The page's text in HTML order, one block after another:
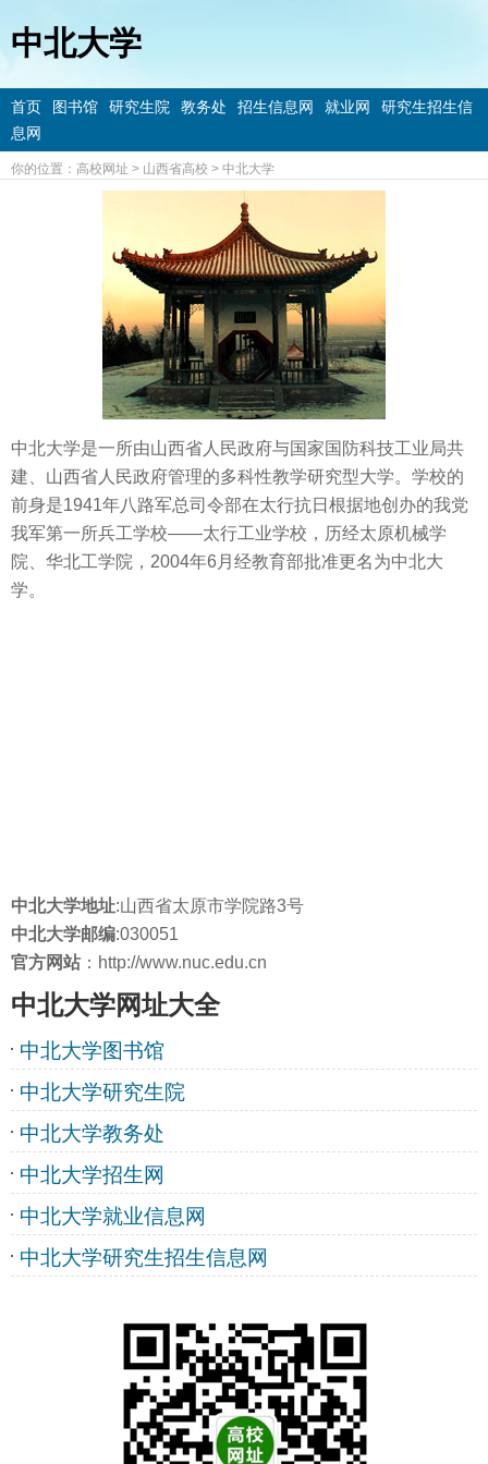
中北大学
首页 图书馆 研究生院 教务处 招生信息网 就业网
研究生招生信
息网
你的位置： 高校网址 > 山西省高校 > 中北大学
中北大学是一所由山西省人民政府与国家国防科技工业局共
建、山西省人民政府管理的多科性教学研究型大学。学校的
前身是1941年八路军总司令部在太行抗日根据地创办的我党
我军第一所兵工学校——太行工业学校，历经太原机械学
院、华北工学院，2004年6月经教育部批准更名为中北大
学。
中北大学地址:山西省太原市学院路3号
中北大学邮编:030051
官方网站 ：http://www.nuc.edu.cn
中北大学网址大全
中北大学图书馆
中北大学研究生院
中北大学教务处
中北大学招生网
中北大学就业信息网
中北大学研究生招生信息网